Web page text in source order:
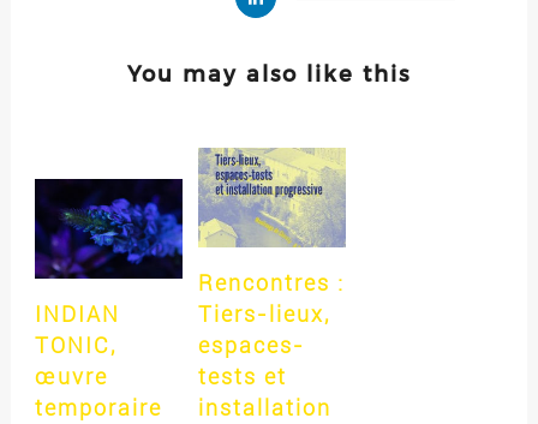
You may also like this
INDIAN
TONIC,
œuvre
temporaire
Rencontres :
Tiers-lieux,
espaces-
tests et
installation